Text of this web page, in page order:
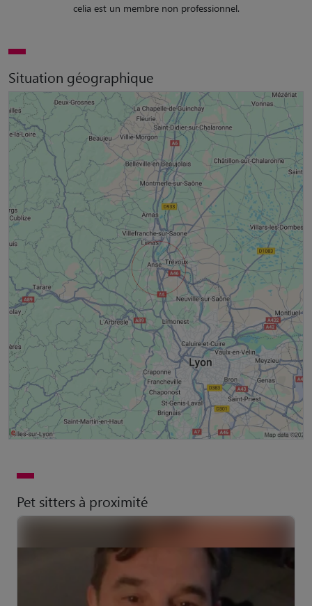
celia est un membre non professionnel.
Situation géographique
Pet sitters à proximité